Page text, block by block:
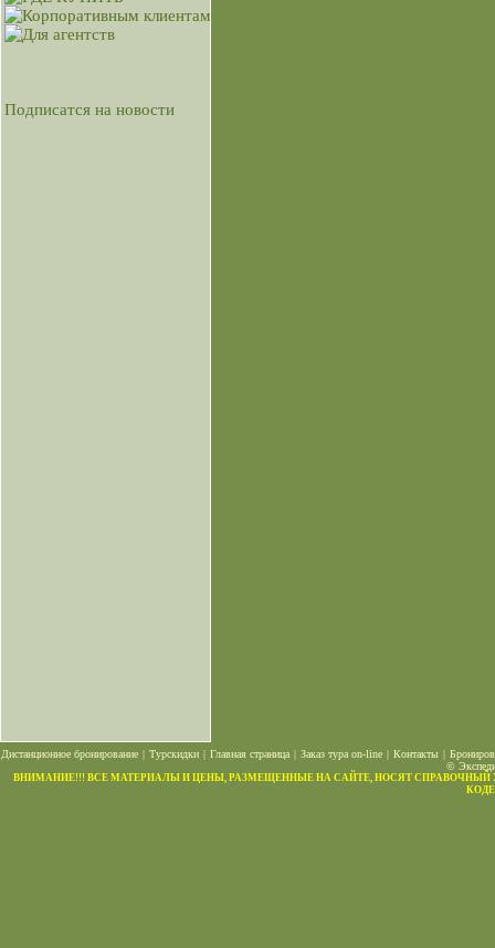
Подписатся на новости
Дистанционное бронирование | Турскидки | Главная страница | Заказ тура on-line | Контакты |
©
ВНИМАНИЕ!!! ВСЕ МАТЕРИАЛЫ И ЦЕНЫ, РАЗМЕЩЕННЫЕ НА САЙТЕ, НОСЯТ